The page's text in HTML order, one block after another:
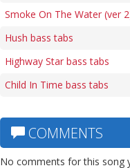
Smoke On The Water (ver
Hush bass tabs
Highway Star bass tabs
Child In Time bass tabs
COMMENTS
No comments for this song